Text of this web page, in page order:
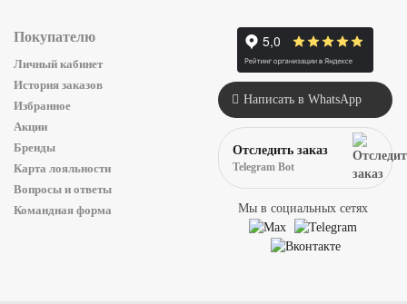
Покупателю
Личный кабинет
История заказов
Избранное
Акции
Бренды
Карта лояльности
Вопросы и ответы
Командная форма
Написать в WhatsApp
Отследить заказ
Telegram Bot
Мы в социальных сетях